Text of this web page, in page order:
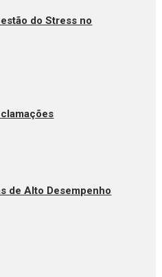
do Stress no
de Alto Desempenho